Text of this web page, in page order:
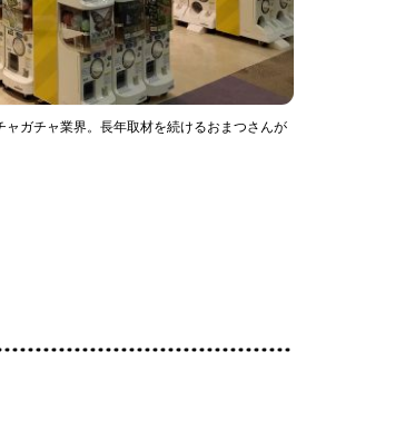
ャガチャ業界。長年取材を続けるおまつさんが